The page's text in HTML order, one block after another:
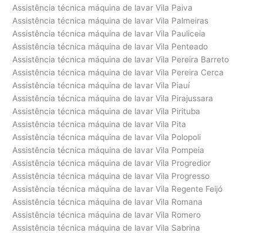
Assistência técnica máquina de lavar Vila Paiva
Assistência técnica máquina de lavar Vila Palmeiras
Assistência técnica máquina de lavar Vila Pauliceia
Assistência técnica máquina de lavar Vila Penteado
Assistência técnica máquina de lavar Vila Pereira Barreto
Assistência técnica máquina de lavar Vila Pereira Cerca
Assistência técnica máquina de lavar Vila Piauí
Assistência técnica máquina de lavar Vila Pirajussara
Assistência técnica máquina de lavar Vila Pirituba
Assistência técnica máquina de lavar Vila Pita
Assistência técnica máquina de lavar Vila Polopoli
Assistência técnica máquina de lavar Vila Pompeia
Assistência técnica máquina de lavar Vila Progredior
Assistência técnica máquina de lavar Vila Progresso
Assistência técnica máquina de lavar Vila Regente Feijó
Assistência técnica máquina de lavar Vila Romana
Assistência técnica máquina de lavar Vila Romero
Assistência técnica máquina de lavar Vila Sabrina